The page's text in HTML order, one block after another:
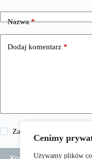
Cenimy
Używamy plików
Nazwa*
Dodaj komentarz *
Zapisz moje imię i